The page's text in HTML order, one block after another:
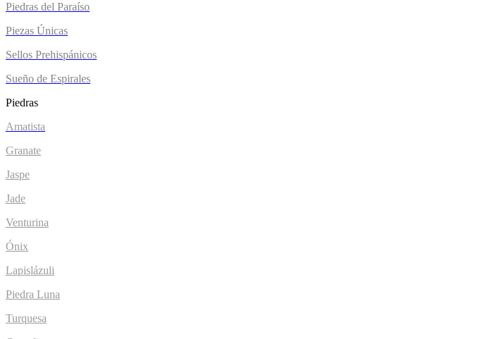
Piedras del Paraíso
Piezas Únicas
Sellos Prehispánicos
Sueño de Espirales
Piedras
Amatista
Granate
Jaspe
Jade
Venturina
Ónix
Lapislázuli
Piedra Luna
Turquesa